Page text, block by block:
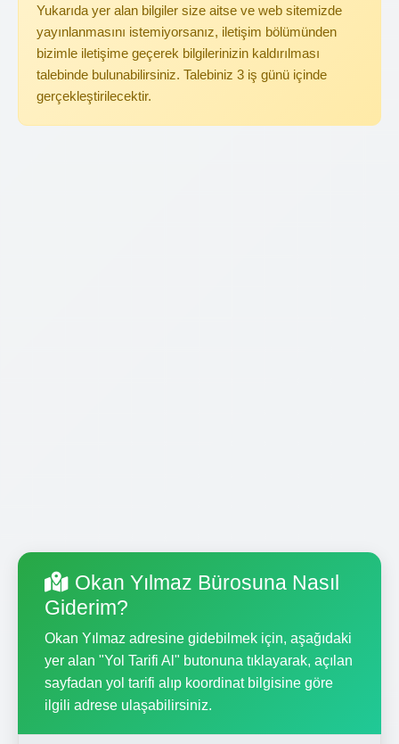
Yukarıda yer alan bilgiler size aitse ve web sitemizde
yayınlanmasını istemiyorsanız, iletişim bölümünden
bizimle iletişime geçerek bilgilerinizin kaldırılması
talebinde bulunabilirsiniz. Talebiniz 3 iş günü içinde
gerçekleştirilecektir.
Okan Yılmaz Bürosuna Nasıl
Giderim?
Okan Yılmaz adresine gidebilmek için, aşağıdaki
yer alan "Yol Tarifi Al" butonuna tıklayarak, açılan
sayfadan yol tarifi alıp koordinat bilgisine göre
ilgili adrese ulaşabilirsiniz.